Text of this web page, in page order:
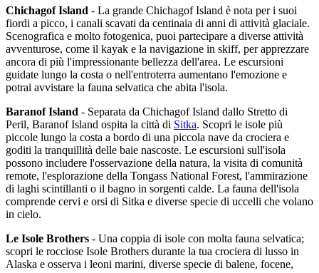
Chichagof Island - La grande Chichagof Island è nota per i suoi
fiordi a picco, i canali scavati da centinaia di anni di attività glaciale.
Scenografica e molto fotogenica, puoi partecipare a diverse attività
avventurose, come il kayak e la navigazione in skiff, per apprezzare
ancora di più l'impressionante bellezza dell'area. Le escursioni
guidate lungo la costa o nell'entroterra aumentano l'emozione e
potrai avvistare la fauna selvatica che abita l'isola.
Baranof Island - Separata da Chichagof Island dallo Stretto di
Peril, Baranof Island ospita la città di Sitka. Scopri le isole più
piccole lungo la costa a bordo di una piccola nave da crociera e
goditi la tranquillità delle baie nascoste. Le escursioni sull'isola
possono includere l'osservazione della natura, la visita di comunità
remote, l'esplorazione della Tongass National Forest, l'ammirazione
di laghi scintillanti o il bagno in sorgenti calde. La fauna dell'isola
comprende cervi e orsi di Sitka e diverse specie di uccelli che volano
in cielo.
Le Isole Brothers - Una coppia di isole con molta fauna selvatica;
scopri le rocciose Isole Brothers durante la tua crociera di lusso in
Alaska e osserva i leoni marini, diverse specie di balene, focene,